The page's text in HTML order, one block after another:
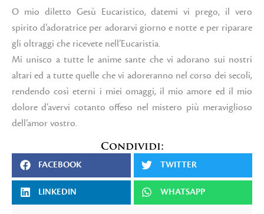
O mio diletto Gesù Eucaristico, datemi vi prego, il vero
spirito d’adoratrice per adorarvi giorno e notte e per riparare
gli oltraggi che ricevete nell’Eucaristia.
Mi unisco a tutte le anime sante che vi adorano sui nostri
altari ed a tutte quelle che vi adoreranno nel corso dei secoli,
rendendo così eterni i miei omaggi, il mio amore ed il mio
dolore d’avervi cotanto offeso nel mistero più meraviglioso
dell’amor vostro.
Condividi:
FACEBOOK TWITTER
LINKEDIN WHATSAPP